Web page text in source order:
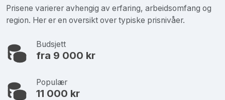
Prisene varierer avhengig av erfaring, arbeidsomfang og
region. Her er en oversikt over typiske prisnivåer.
Budsjett
fra 9 000 kr
Populær
11 000 kr